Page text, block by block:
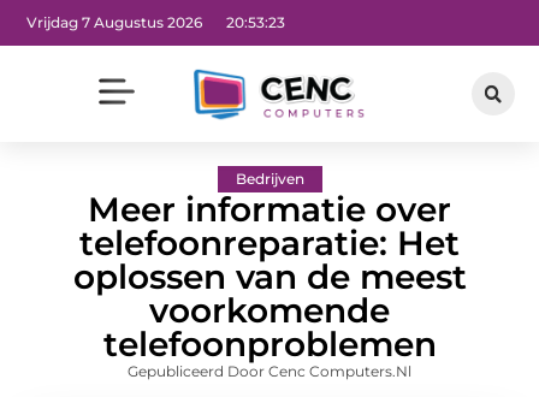
Vrijdag 7 Augustus 2026 20:53:24
Bedrijven
Meer informatie over
telefoonreparatie: Het
oplossen van de meest
voorkomende
telefoonproblemen
Gepubliceerd Door Cenc Computers.nl